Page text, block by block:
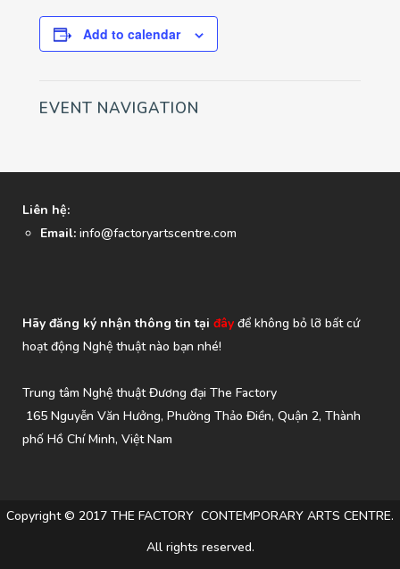
Add to calendar
EVENT NAVIGATION
Liên hệ:
Email: info@factoryartscentre.com
Hãy đăng ký nhận thông tin tại đây để không bỏ lỡ bất cứ
hoạt động Nghệ thuật nào bạn nhé!
Trung tâm Nghệ thuật Đương đại The Factory
165 Nguyễn Văn Hưởng, Phường Thảo Điền, Quận 2, Thành
phố Hồ Chí Minh, Việt Nam
Copyright © 2017 THE FACTORY CONTEMPORARY ARTS CENTRE.
All rights reserved.